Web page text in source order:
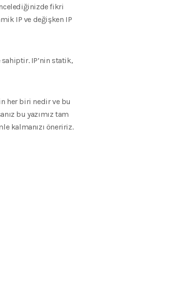
fikri
IP ve değişken IP
sahiptir. IP’nin statik,
her biri nedir ve bu
bu yazımız tam
kalmanızı öneririz.